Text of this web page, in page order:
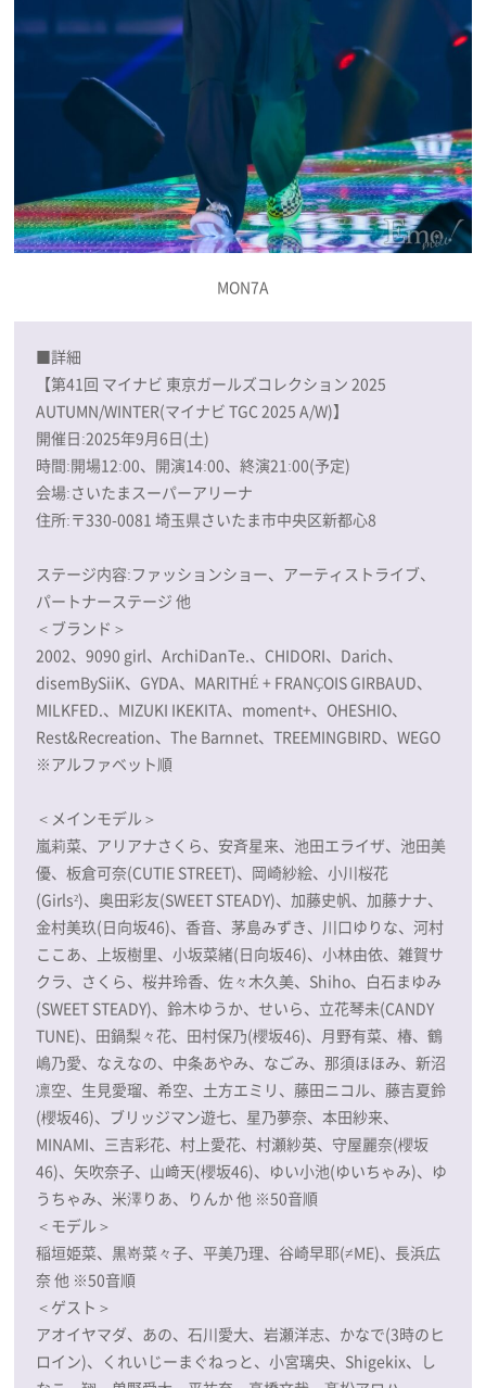
MON7A
■詳細
【第41回 マイナビ 東京ガールズコレクション 2025
AUTUMN/WINTER(マイナビ TGC 2025 A/W)】
開催日:2025年9月6日(土)
時間:開場12:00、開演14:00、終演21:00(予定)
会場:さいたまスーパーアリーナ
住所:〒330-0081 埼玉県さいたま市中央区新都心8
ステージ内容:ファッションショー、アーティストライブ、
パートナーステージ 他
＜ブランド＞
2002、9090 girl、ArchiDanTe.、CHIDORI、Darich、
disemBySiiK、GYDA、MARITHÉ + FRANҪOIS GIRBAUD、
MILKFED.、MIZUKI IKEKITA、moment+、OHESHIO、
Rest&Recreation、The Barnnet、TREEMINGBIRD、WEGO
※アルファベット順
＜メインモデル＞
嵐莉菜、アリアナさくら、安斉星来、池田エライザ、池田美
優、板倉可奈(CUTIE STREET)、岡崎紗絵、小川桜花
(Girls²)、奥田彩友(SWEET STEADY)、加藤史帆、加藤ナナ、
金村美玖(日向坂46)、香音、茅島みずき、川口ゆりな、河村
ここあ、上坂樹里、小坂菜緒(日向坂46)、小林由依、雑賀サ
クラ、さくら、桜井玲香、佐々木久美、Shiho、白石まゆみ
(SWEET STEADY)、鈴木ゆうか、せいら、立花琴未(CANDY
TUNE)、田鍋梨々花、田村保乃(櫻坂46)、月野有菜、椿、鶴
嶋乃愛、なえなの、中条あやみ、なごみ、那須ほほみ、新沼
凛空、生見愛瑠、希空、土方エミリ、藤田ニコル、藤吉夏鈴
(櫻坂46)、ブリッジマン遊七、星乃夢奈、本田紗来、
MINAMI、三吉彩花、村上愛花、村瀬紗英、守屋麗奈(櫻坂
46)、矢吹奈子、山﨑天(櫻坂46)、ゆい小池(ゆいちゃみ)、ゆ
うちゃみ、米澤りあ、りんか 他 ※50音順
＜モデル＞
稲垣姫菜、黒嵜菜々子、平美乃理、谷崎早耶(≠ME)、長浜広
奈 他 ※50音順
＜ゲスト＞
アオイヤマダ、あの、石川愛大、岩瀬洋志、かなで(3時のヒ
ロイン)、くれいじーまぐねっと、小宮璃央、Shigekix、し